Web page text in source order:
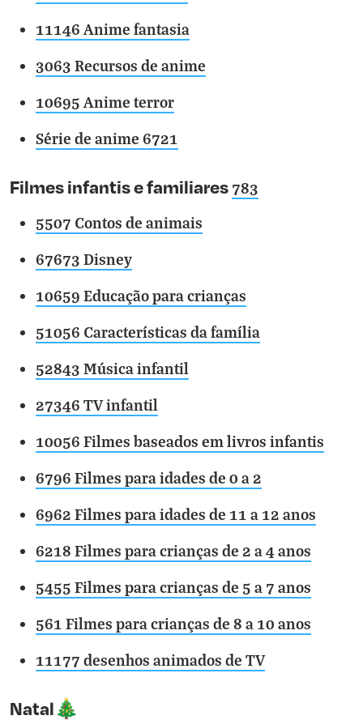
11146 Anime fantasia
3063 Recursos de anime
10695 Anime terror
Série de anime 6721
Filmes infantis e familiares 783
5507 Contos de animais
67673 Disney
10659 Educação para crianças
51056 Características da família
52843 Música infantil
27346 TV infantil
10056 Filmes baseados em livros infantis
6796 Filmes para idades de 0 a 2
6962 Filmes para idades de 11 a 12 anos
6218 Filmes para crianças de 2 a 4 anos
5455 Filmes para crianças de 5 a 7 anos
561 Filmes para crianças de 8 a 10 anos
11177 desenhos animados de TV
Natal🎄